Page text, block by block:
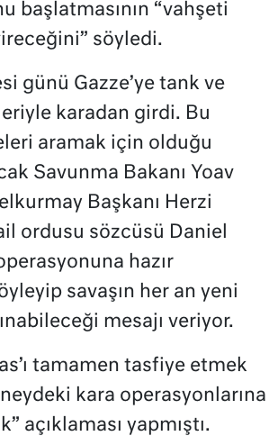
başlatmasının “vahşeti
söyledi.
günü Gazze’ye tank ve
karadan girdi. Bu
aramak için olduğu
Savunma Bakanı Yoav
Başkanı Herzi
ordusu sözcüsü Daniel
hazır
savaşın her an yeni
mesajı veriyor.
tamamen tasfiye etmek
kara operasyonlarına
açıklaması yapmıştı.